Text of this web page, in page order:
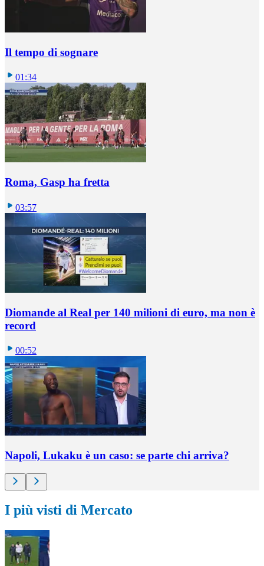
Il tempo di sognare
01:34
Roma, Gasp ha fretta
03:57
Diomande al Real per 140 milioni di euro, ma non è
record
00:52
Napoli, Lukaku è un caso: se parte chi arriva?
I più visti di Mercato